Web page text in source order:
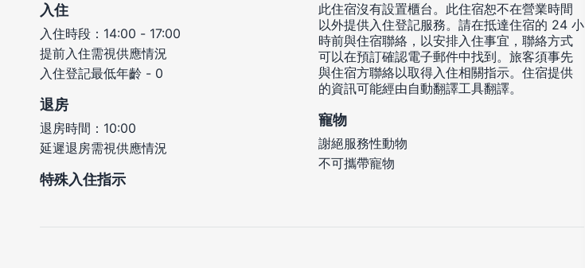
入住
入住時段：14:00 - 17:00
提前入住需視供應情況
入住登記最低年齡 - 0
退房
退房時間：10:00
延遲退房需視供應情況
特殊入住指示
此住宿沒有設置櫃台。此住宿恕不在營業時間
以外提供入住登記服務。請在抵達住宿的 24 小
時前與住宿聯絡，以安排入住事宜，聯絡方式
可以在預訂確認電子郵件中找到。旅客須事先
與住宿方聯絡以取得入住相關指示。住宿提供
的資訊可能經由自動翻譯工具翻譯。
寵物
謝絕服務性動物
不可攜帶寵物